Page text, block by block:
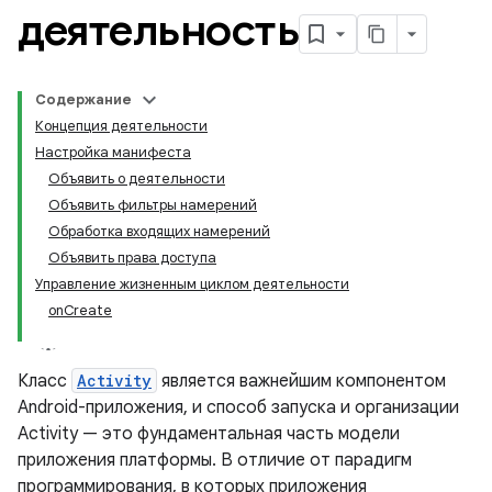
деятельность
Содержание
Концепция деятельности
Настройка манифеста
Объявить о деятельности
Объявить фильтры намерений
Обработка входящих намерений
Объявить права доступа
Управление жизненным циклом деятельности
onCreate
Класс Activity является важнейшим компонентом
Android-приложения, и способ запуска и организации
Activity — это фундаментальная часть модели
приложения платформы. В отличие от парадигм
программирования, в которых приложения